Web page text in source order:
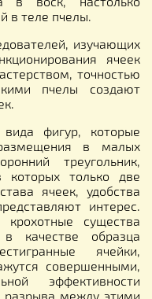
в теле пчелы.
изучающих
ячеек
точностью
пчелы создают
фигур, которые
в малых
треугольник,
которых только две
ячеек, удобства
интерес.
крохотные существа
качестве образца
ячейки,
совершенными,
эффективности
разрыва между этими